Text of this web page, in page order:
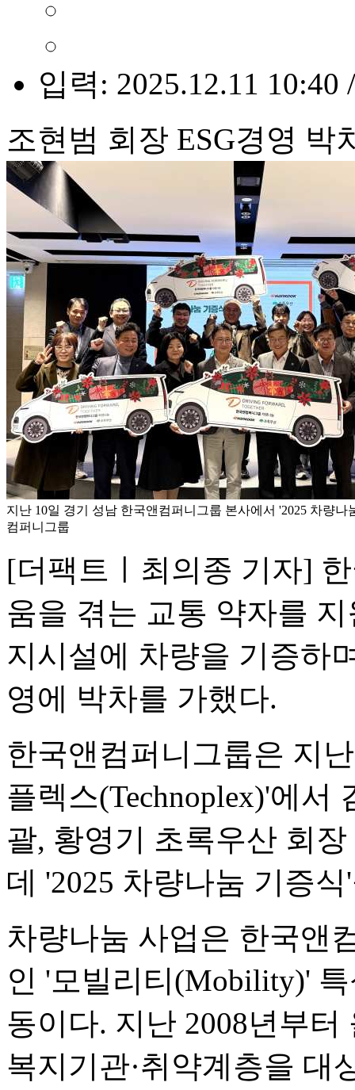
입력: 2025.12.11 10:40
조현범 회장 ESG경영 박
지난 10일 경기 성남 한국앤컴퍼니그룹 본사에서 '2025 차량나
컴퍼니그룹
[더팩트ㅣ최의종 기자]
움을 겪는 교통 약자를
지시설에 차량을 기증하
영에 박차를 가했다.
한국앤컴퍼니그룹은 지
플렉스(Technoplex)'에서
괄, 황영기 초록우산 회
데 '2025 차량나눔 기증
차량나눔 사업은 한국앤
인 '모빌리티(Mobility)'
동이다. 지난 2008년부
복지기관·취약계층을 대